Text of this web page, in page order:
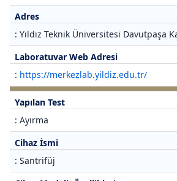
Adres
: Yıldız Teknik Üniversitesi Davutpaşa
Laboratuvar Web Adresi
: https://merkezlab.yildiz.edu.tr/
Yapılan Test
: Ayırma
Cihaz İsmi
: Santrifüj